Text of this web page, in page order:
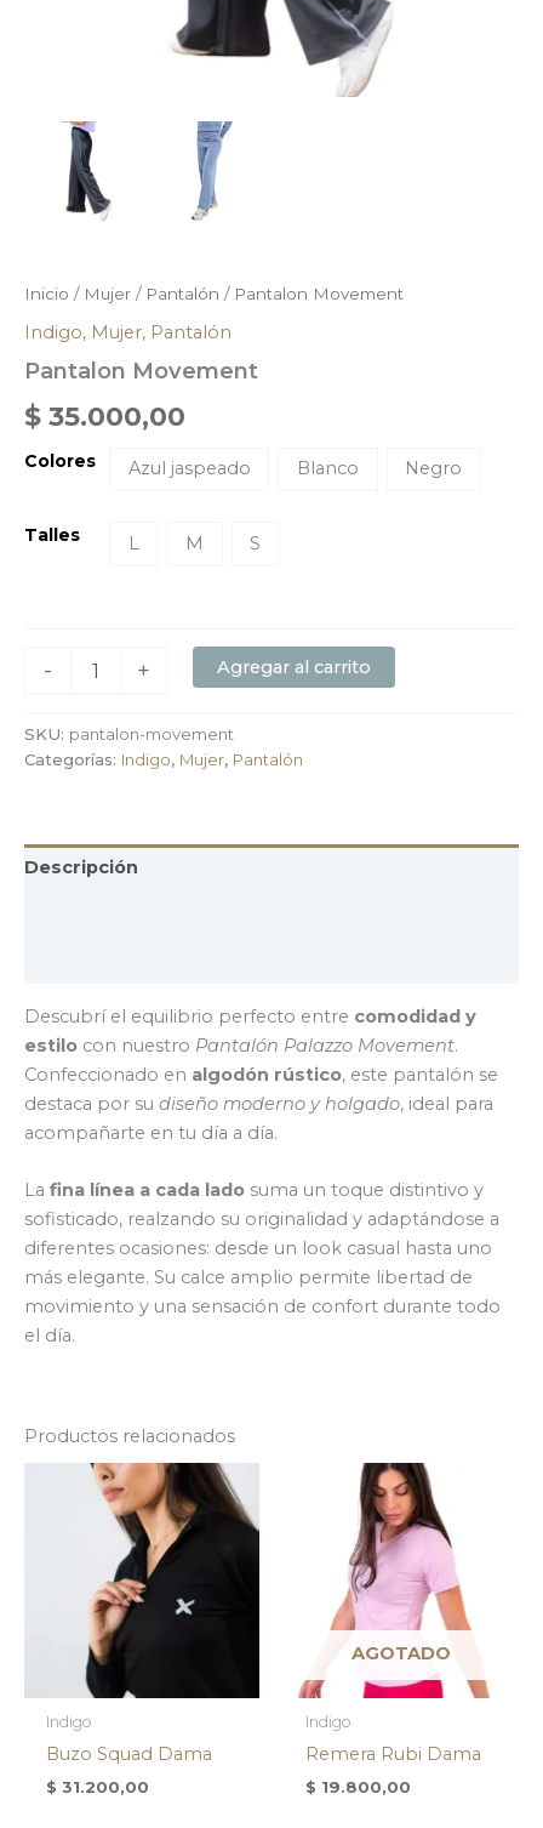
Inicio / Mujer / Pantalón / Pantalon Movement
Indigo, Mujer, Pantalón
Pantalon Movement
$ 35.000,00
Colores Azul jaspeado Blanco Negro
Talles L M S
- + Agregar al carrito
SKU: pantalon-movement
Categorías: Indigo, Mujer, Pantalón
Descripción
Descubrí el equilibrio perfecto entre comodidad y
estilo con nuestro Pantalón Palazzo Movement.
Confeccionado en algodón rústico, este pantalón se
destaca por su diseño moderno y holgado, ideal para
acompañarte en tu día a día.
La fina línea a cada lado suma un toque distintivo y
sofisticado, realzando su originalidad y adaptándose a
diferentes ocasiones: desde un look casual hasta uno
más elegante. Su calce amplio permite libertad de
movimiento y una sensación de confort durante todo
el día.
Productos relacionados
Indigo
Buzo Squad Dama
$ 31.200,00
AGOTADO
Indigo
Remera Rubi Dama
$ 19.800,00